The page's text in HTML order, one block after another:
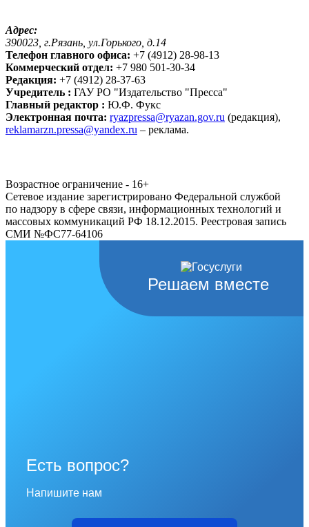
Адрес:
390023, г.Рязань, ул.Горького, д.14
Телефон главного офиса: +7 (4912) 28-98-13
Коммерческий отдел: +7 980 501-30-34
Редакция: +7 (4912) 28-37-63
Учредитель : ГАУ РО "Издательство "Пресса"
Главный редактор : Ю.Ф. Фукс
Электронная почта: ryazpressa@ryazan.gov.ru (редакция),
reklamarzn.pressa@yandex.ru – реклама.
Возрастное ограничение - 16+
Сетевое издание зарегистрировано Федеральной службой
по надзору в сфере связи, информационных технологий и
массовых коммуникаций РФ 18.12.2015. Реестровая запись
СМИ №ФС77-64106
Решаем вместе
Есть вопрос?
Напишите нам